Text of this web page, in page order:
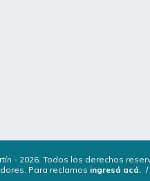
- 2026. Todos los derechos
Para reclamos ingresá acá. /